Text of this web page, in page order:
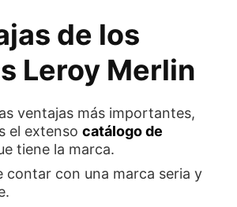
de los
Leroy Merlin
ventajas más importantes,
el extenso catálogo de
tiene la marca.
contar con una marca seria y